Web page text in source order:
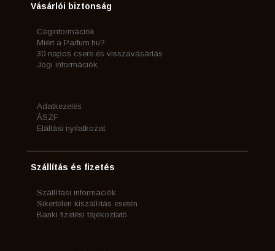
Vásárlói biztonság
Céginformációk
Miért a Parfum.hu?
30 napos csere és visszavásárlás
Jogi információk
Adatkezelés
ÁSZF
Elállási nyilatkozat
Szállítás és fizetés
Szállítási információk
Sikertelen kiszállítás esetén
Banki fizetési tájékoztató